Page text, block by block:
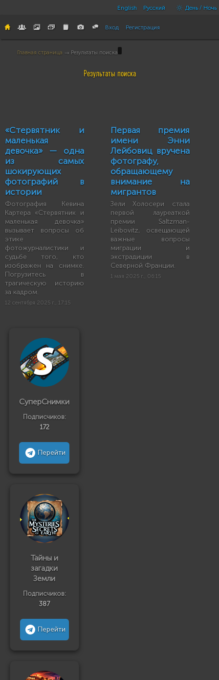
English Русский День / Ночь
Вход Регистрация
Главная страница → Результаты поиска
Результаты поиска
«Стервятник и
маленькая
девочка» — одна
из самых
шокирующих
фотографий в
истории
Фотография Кевина
Картера «Стервятник и
маленькая девочка»
вызывает вопросы об
этике
фотожурналистики и
судьбе того, кто
изображен на снимке.
Погрузитесь в
трагическую историю
за кадром.
12 сентября 2025 г., 17:15
СуперСнимки
Подписчиков:
172
Перейти
Тайны и
загадки
Земли
Подписчиков:
387
Перейти
Первая премия
имени Энни
Лейбовиц вручена
фотографу,
обращающему
внимание на
мигрантов
Зели Холосери стала
первой лауреаткой
премии Saltzman-
Leibovitz, освещающей
важные вопросы
миграции и
экстрадиции в
Северной Франции.
1 мая 2025 г., 06:15